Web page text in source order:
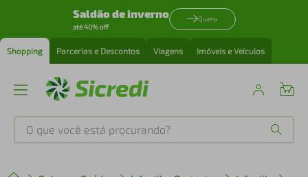
Saldão de inverno
até 40% off
Quero
Shopping Parcerias e Descontos Viagens Imóveis e Veículos
O que você está procurando?